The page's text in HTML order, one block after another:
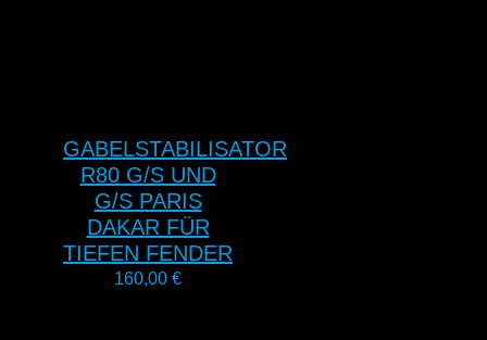
GABELSTABILISATOR
R80 G/S UND
G/S PARIS
DAKAR FÜR
TIEFEN FENDER
160,00 €